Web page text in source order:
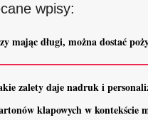
wpisy:
mając długi, można dostać
zalety daje nadruk i
klapowych w kontekście